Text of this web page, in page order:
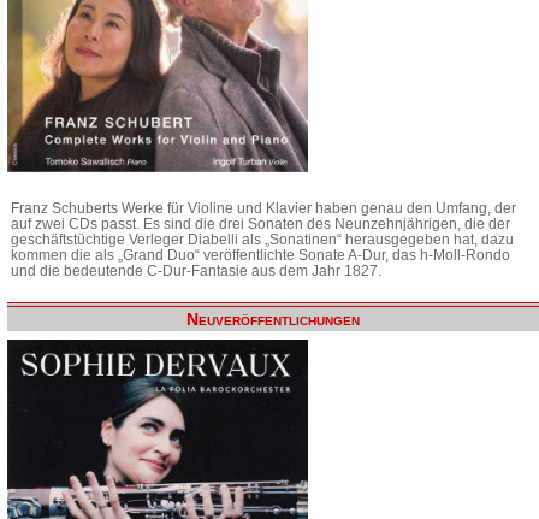
Franz Schuberts Werke für Violine und Klavier haben genau den Umfang, der
auf zwei CDs passt. Es sind die drei Sonaten des Neunzehnjährigen, die der
geschäftstüchtige Verleger Diabelli als „Sonatinen“ herausgegeben hat, dazu
kommen die als „Grand Duo“ veröffentlichte Sonate A-Dur, das h-Moll-Rondo
und die bedeutende C-Dur-Fantasie aus dem Jahr 1827.
Neuveröffentlichungen